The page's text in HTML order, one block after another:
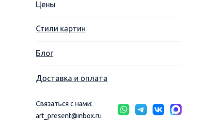
Стили картин
Доставка и оплата
Связаться с нами:
art_present@inbox.ru
Цены
Блог